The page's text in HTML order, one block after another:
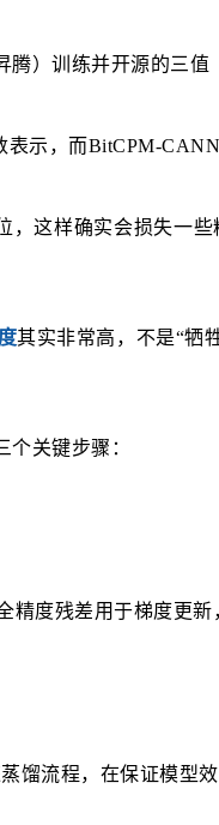
）训练并开源的三值
示，而BitCPM-
，这样确实会损失一
其实非常高，不是“牺
关键步骤：
精度残差用于梯度更
馏流程，在保证模型